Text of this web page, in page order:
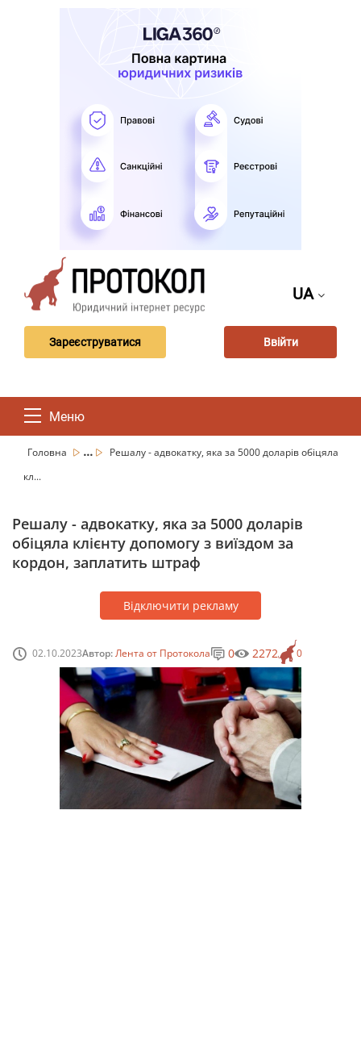
UA
Зареєструватися Ввійти
Меню
Головна ...
Решалу - адвокатку, яка за 5000 доларів обіцяла
кл...
Решалу - адвокатку, яка за 5000 доларів
обіцяла клієнту допомогу з виїздом за
кордон, заплатить штраф
Відключити рекламу
02.10.2023Автор:Лента от Протокола 0
0 2272